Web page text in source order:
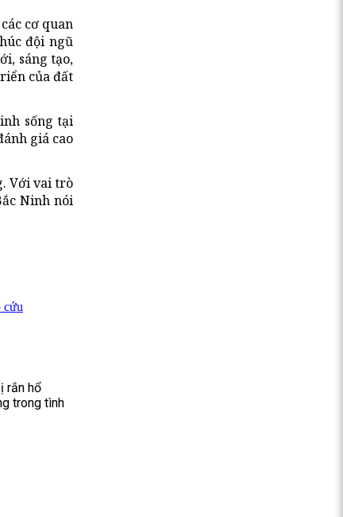
cơ quan
đội ngũ
sáng tạo,
của đất
sống tại
giá cao
Với vai trò
Ninh nói
cứu
rắn hổ
trong tình